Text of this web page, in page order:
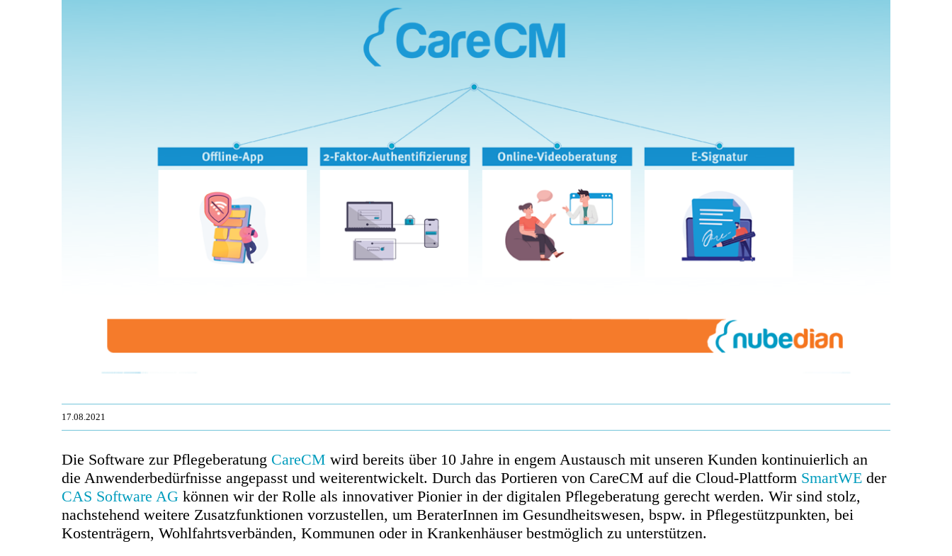
17.08.2021
Die Software zur Pflegeberatung CareCM wird bereits über 10 Jahre in engem Austausch mit unseren Kunden kontinuierlich an
die Anwenderbedürfnisse angepasst und weiterentwickelt. Durch das Portieren von CareCM auf die Cloud-Plattform SmartWE der
CAS Software AG können wir der Rolle als innovativer Pionier in der digitalen Pflegeberatung gerecht werden. Wir sind stolz,
nachstehend weitere Zusatzfunktionen vorzustellen, um BeraterInnen im Gesundheitswesen, bspw. in Pflegestützpunkten, bei
Kostenträgern, Wohlfahrtsverbänden, Kommunen oder in Krankenhäuser bestmöglich zu unterstützen.